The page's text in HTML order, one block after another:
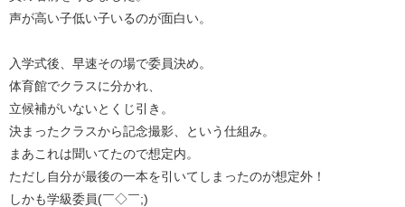
声が高い子低い子いるのが面白い。
入学式後、早速その場で委員決め。
体育館でクラスに分かれ、
立候補がいないとくじ引き。
決まったクラスから記念撮影、という仕組み。
まあこれは聞いてたので想定内。
ただし自分が最後の一本を引いてしまったのが想定外！
しかも学級委員(￣◇￣;)